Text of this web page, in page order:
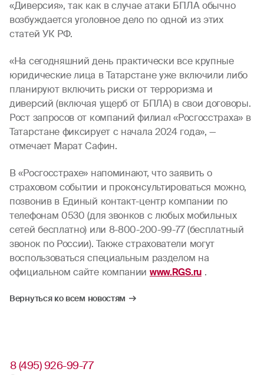
«Диверсия», так как в случае атаки БПЛА обычно
возбуждается уголовное дело по одной из этих
статей УК РФ.
«На сегодняшний день практически все крупные
юридические лица в Татарстане уже включили либо
планируют включить риски от терроризма и
диверсий (включая ущерб от БПЛА) в свои договоры.
Рост запросов от компаний филиал «Росгосстраха» в
Татарстане фиксирует с начала 2024 года», —
отмечает Марат Сафин.
В «Росгосстрахе» напоминают, что заявить о
страховом событии и проконсультироваться можно,
позвонив в Единый контакт-центр компании по
телефонам 0530 (для звонков с любых мобильных
сетей бесплатно) или 8-800-200-99-77 (бесплатный
звонок по России). Также страхователи могут
воспользоваться специальным разделом на
официальном сайте компании www.RGS.ru .
Вернуться ко всем новостям
8 (495) 926-99-77